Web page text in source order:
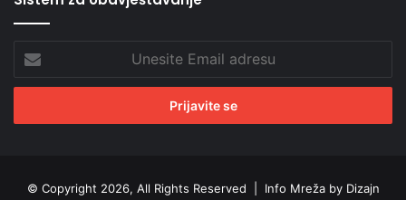
Unesite
Email
adresu
© Copyright 2026, All Rights Reserved | Info Mreža by Dizajn